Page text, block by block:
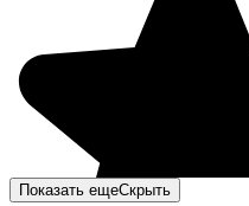
Показать ещеСкрыть